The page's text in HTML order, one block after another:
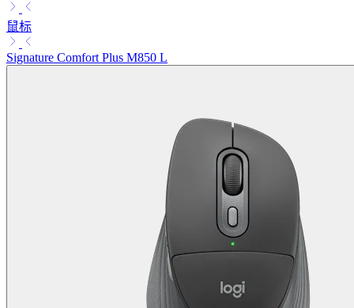
鼠标
Signature Comfort Plus M850 L